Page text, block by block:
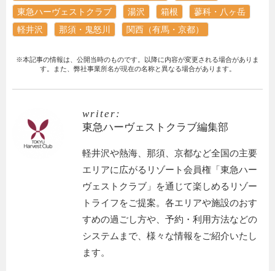
東急ハーヴェストクラブ
湯沢 箱根
蓼科・八ヶ岳
軽井沢
那須・鬼怒川 関西（有馬・京都）
※本記事の情報は、公開当時のものです。以降に内容が変更される場合がありま
す。また、弊社事業所名が現在の名称と異なる場合があります。
writer:
東急ハーヴェストクラブ編集部
軽井沢や熱海、那須、京都など全国の主要
エリアに広がるリゾート会員権「東急ハー
ヴェストクラブ」を通じて楽しめるリゾー
トライフをご提案。各エリアや施設のおす
すめの過ごし方や、予約・利用方法などの
システムまで、様々な情報をご紹介いたし
ます。